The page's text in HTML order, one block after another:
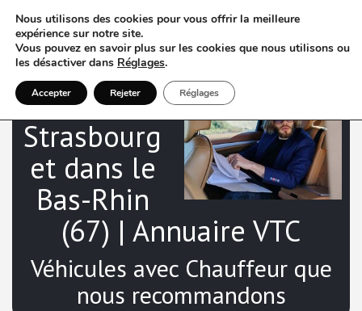
VTC à
Strasbourg
et dans le
Bas-Rhin
(67) | Annuaire VTC
Véhicules avec Chauffeur que
nous recommandons
Nous utilisons des cookies pour vous offrir la meilleure
expérience sur notre site.
Vous pouvez en savoir plus sur les cookies que nous utilisons ou
les désactiver dans Réglages.
Accepter Rejeter Réglages